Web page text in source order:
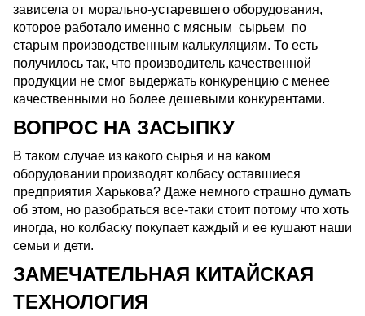
зависела от морально-устаревшего оборудования,
которое работало именно с мясным сырьем по
старым производственным калькуляциям. То есть
получилось так, что производитель качественной
продукции не смог выдержать конкуренцию с менее
качественными но более дешевыми конкурентами.
ВОПРОС НА ЗАСЫПКУ
В таком случае из какого сырья и на каком
оборудовании производят колбасу оставшиеся
предприятия Харькова? Даже немного страшно думать
об этом, но разобраться все-таки стоит потому что хоть
иногда, но колбаску покупает каждый и ее кушают наши
семьи и дети.
ЗАМЕЧАТЕЛЬНАЯ КИТАЙСКАЯ
ТЕХНОЛОГИЯ